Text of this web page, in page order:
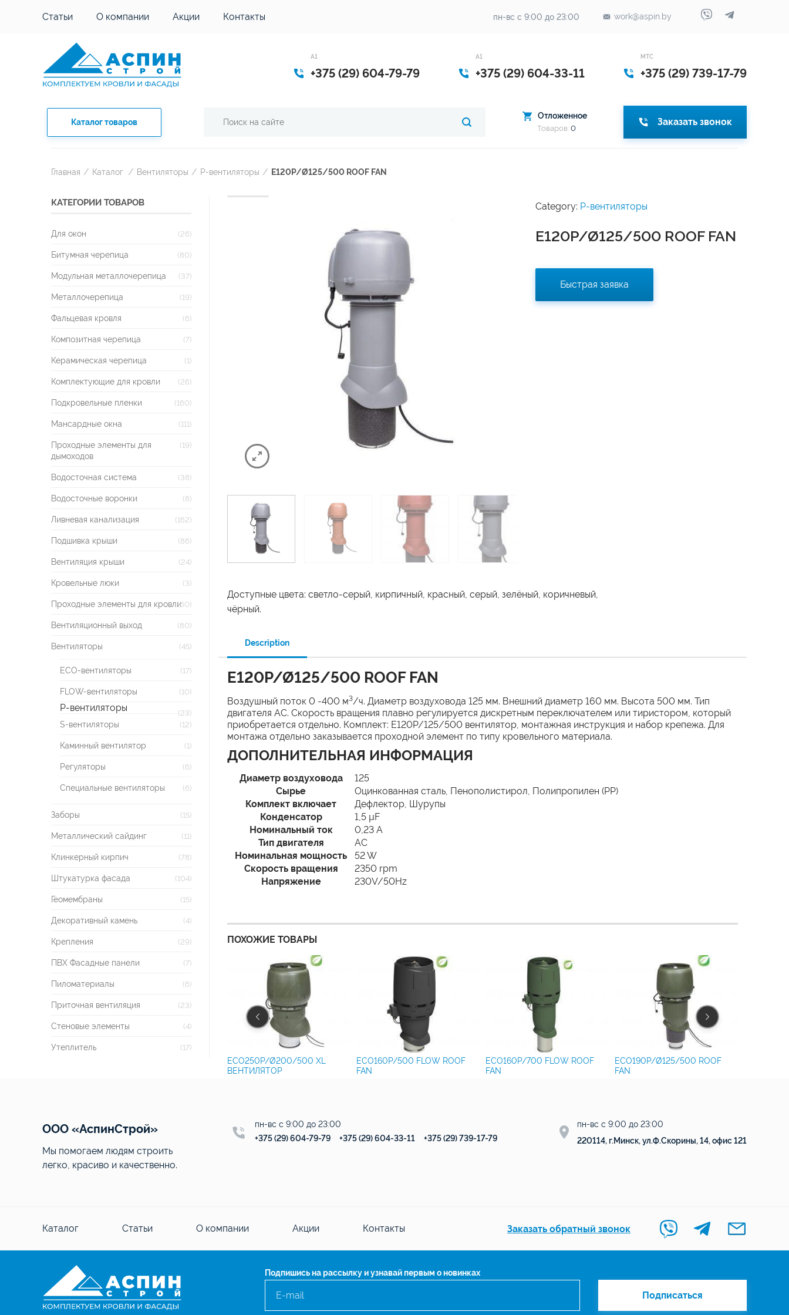
Статьи О компании Акции Контакты пн-вс с 9:00 до 23:00 work@aspin.by
A1
+375 (29) 604-79-79
А1
+375 (29) 604-33-11
МТС
+375 (29) 739-17-79
Каталог товаров
Отложенное
Товаров: 0
Заказать звонок
Главная / Каталог / Вентиляторы / P-вентиляторы / E120P/Ø125/500 ROOF FAN
КАТЕГОРИИ ТОВАРОВ
Для окон (26)
Битумная черепица (80)
Модульная металлочерепица (37)
Металлочерепица (19)
Фальцевая кровля (6)
Композитная черепица (7)
Керамическая черепица (1)
Комплектующие для кровли (26)
Подкровельные пленки (160)
Мансардные окна (111)
Проходные элементы для
дымоходов
(19)
Водосточная система (38)
Водосточные воронки (8)
Ливневая канализация (162)
Подшивка крыши (86)
Вентиляция крыши (24)
Кровельные люки (3)
Проходные элементы для кровли(60)
Вентиляционный выход (80)
Вентиляторы (45)
ECO-вентиляторы (17)
FLOW-вентиляторы (10)
P-вентиляторы (23)
S-вентиляторы (12)
Каминный вентилятор (1)
Регуляторы (6)
Специальные вентиляторы (6)
Заборы (15)
Металлический сайдинг (11)
Клинкерный кирпич (78)
Штукатурка фасада (104)
Геомембраны (15)
Декоративный камень (4)
Крепления (29)
ПВХ Фасадные панели (7)
Пиломатериалы (6)
Приточная вентиляция (23)
Стеновые элементы (4)
Утеплитель (17)
Category: P-вентиляторы
E120P/Ø125/500 ROOF FAN
Быстрая заявка
Доступные цвета: светло-серый, кирпичный, красный, серый, зелёный, коричневый,
чёрный.
Description
E120P/Ø125/500 ROOF FAN
Воздушный поток 0 -400 м3/ч. Диаметр воздуховода 125 мм. Внешний диаметр 160 мм. Высота 500 мм. Тип
двигателя AC. Скорость вращения плавно регулируется дискретным переключателем или тиристором, который
приобретается отдельно. Комплект: E120Р/125/500 вентилятор, монтажная инструкция и набор крепежа. Для
монтажа отдельно заказывается проходной элемент по типу кровельного материала.
ДОПОЛНИТЕЛЬНАЯ ИНФОРМАЦИЯ
Диаметр воздуховода
125
Сырье
Оцинкованная сталь, Пенополистирол, Полипропилен (PP)
Комплект включает
Дефлектор, Шурупы
Конденсатор
1,5 µF
Номинальный ток
0,23 A
Тип двигателя
AC
Номинальная мощность
52 W
Скорость вращения
2350 rpm
Напряжение
230V/50Hz
ПОХОЖИЕ ТОВАРЫ
ECO250P/Ø200/500 XL
ВЕНТИЛЯТОР
ECO160P/500 FLOW ROOF
FAN
ECO160P/700 FLOW ROOF
FAN
ECO190P/Ø125/500 ROOF
FAN
ООО «АспинСтрой»
Мы помогаем людям строить
легко, красиво и качественно.
пн-вс с 9:00 до 23:00
+375 (29) 604-79-79
+375 (29) 604-33-11 +375 (29) 739-17-79
пн-вс с 9:00 до 23:00
220114, г.Минск, ул.Ф.Скорины, 14, офис 121
Каталог Статьи О компании Акции Контакты Заказать обратный звонок
Подпишись на рассылку и узнавай первым о новинках